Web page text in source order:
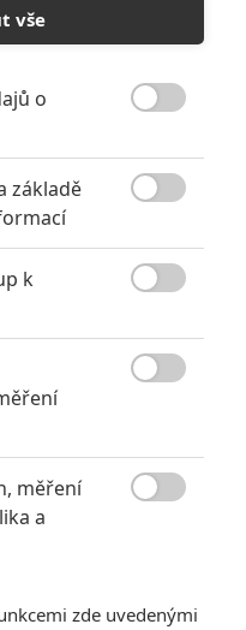
strašidelného
válka
x Kong: Nové
muž
vše
o
základě
k
měření
a
zde uvedenými